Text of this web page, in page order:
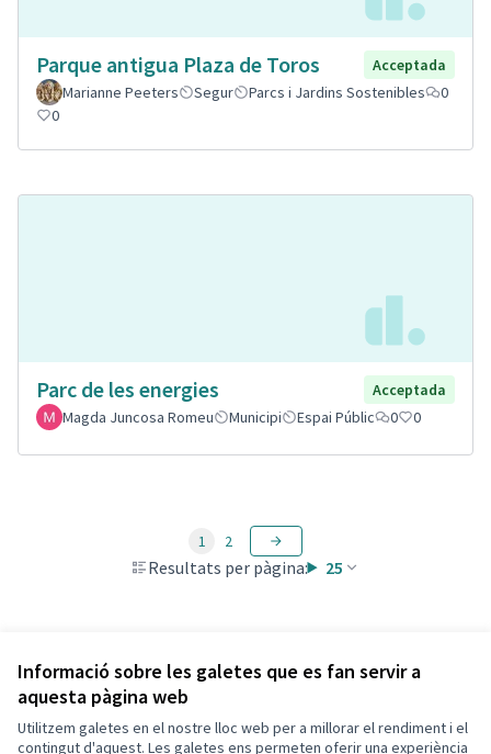
Informació sobre les galetes que es fan servir a
aquesta pàgina web
Utilitzem galetes en el nostre lloc web per a millorar el rendiment i el
contingut d'aquest. Les galetes ens permeten oferir una experiència
Parque antigua Plaza de Toros
Acceptada
Marianne Peeters
Segur Parcs i Jardins Sostenibles
0
0
Parc de les energies
Acceptada
Magda Juncosa Romeu
Municipi Espai Públic 0 0
Resultats per pàgina: 25
1 2
Veure totes les propostes retirades
Termes i condicions d'ús